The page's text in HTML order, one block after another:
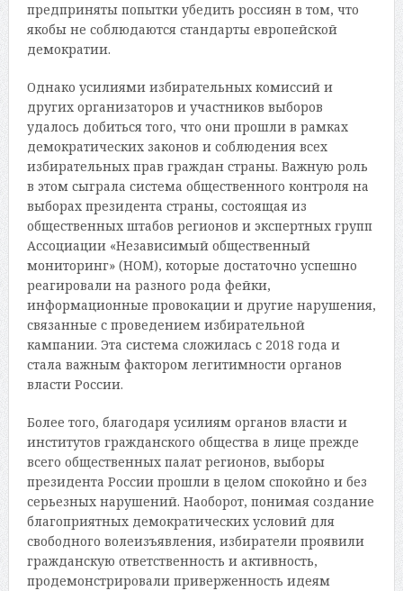
предприняты попытки убедить россиян в том, что
якобы не соблюдаются стандарты европейской
демократии.
Однако усилиями избирательных комиссий и
других организаторов и участников выборов
удалось добиться того, что они прошли в рамках
демократических законов и соблюдения всех
избирательных прав граждан страны. Важную роль
в этом сыграла система общественного контроля на
выборах президента страны, состоящая из
общественных штабов регионов и экспертных групп
Ассоциации «Независимый общественный
мониторинг» (НОМ), которые достаточно успешно
реагировали на разного рода фейки,
информационные провокации и другие нарушения,
связанные с проведением избирательной
кампании. Эта система сложилась с 2018 года и
стала важным фактором легитимности органов
власти России.
Более того, благодаря усилиям органов власти и
институтов гражданского общества в лице прежде
всего общественных палат регионов, выборы
президента России прошли в целом спокойно и без
серьезных нарушений. Наоборот, понимая создание
благоприятных демократических условий для
свободного волеизъявления, избиратели проявили
гражданскую ответственность и активность,
продемонстрировали приверженность идеям